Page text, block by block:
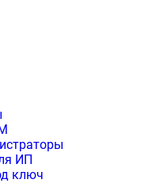
ИП
ключ